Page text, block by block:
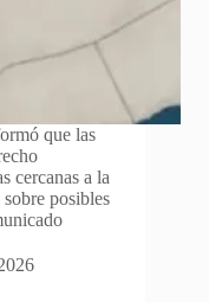
que las
cercanas a la
sobre posibles